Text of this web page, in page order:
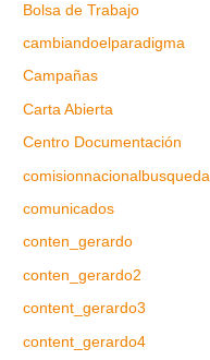
Bolsa de Trabajo
cambiandoelparadigma
Campañas
Carta Abierta
Centro Documentación
comisionnacionalbusqueda
comunicados
conten_gerardo
conten_gerardo2
content_gerardo3
content_gerardo4